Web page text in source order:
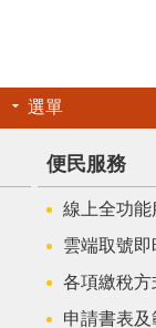
選單
便民服務
線上全功能
雲端取號即
各項繳稅方
申請書表及